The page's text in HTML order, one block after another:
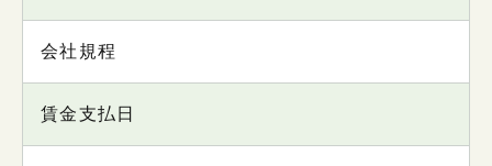
会社規程
賃金支払日